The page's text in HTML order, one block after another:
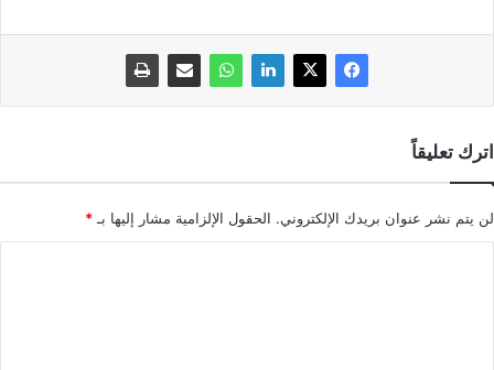
اترك تعليقاً
لن يتم نشر عنوان بريدك الإلكتروني. الحقول الإلزامية مشار إليها بـ*